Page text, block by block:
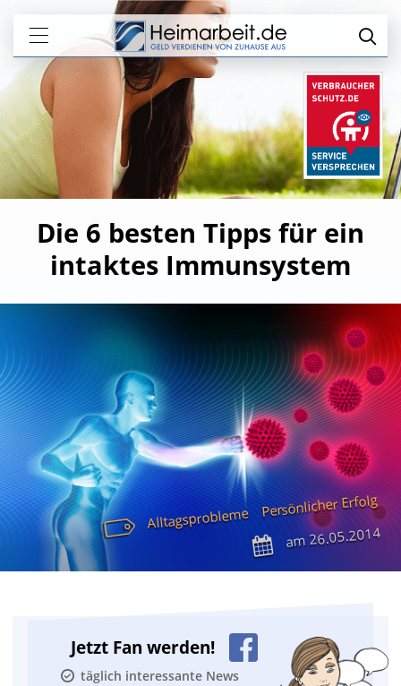
Die 6 besten Tipps für ein
intaktes Immunsystem
Alltagsprobleme Persönlicher Erfolg
am26.05.2014
Jetzt Fan werden!
täglich interessante News